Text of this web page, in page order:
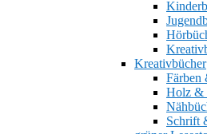
Kreativbücher
Färben
Holz &
Schrift